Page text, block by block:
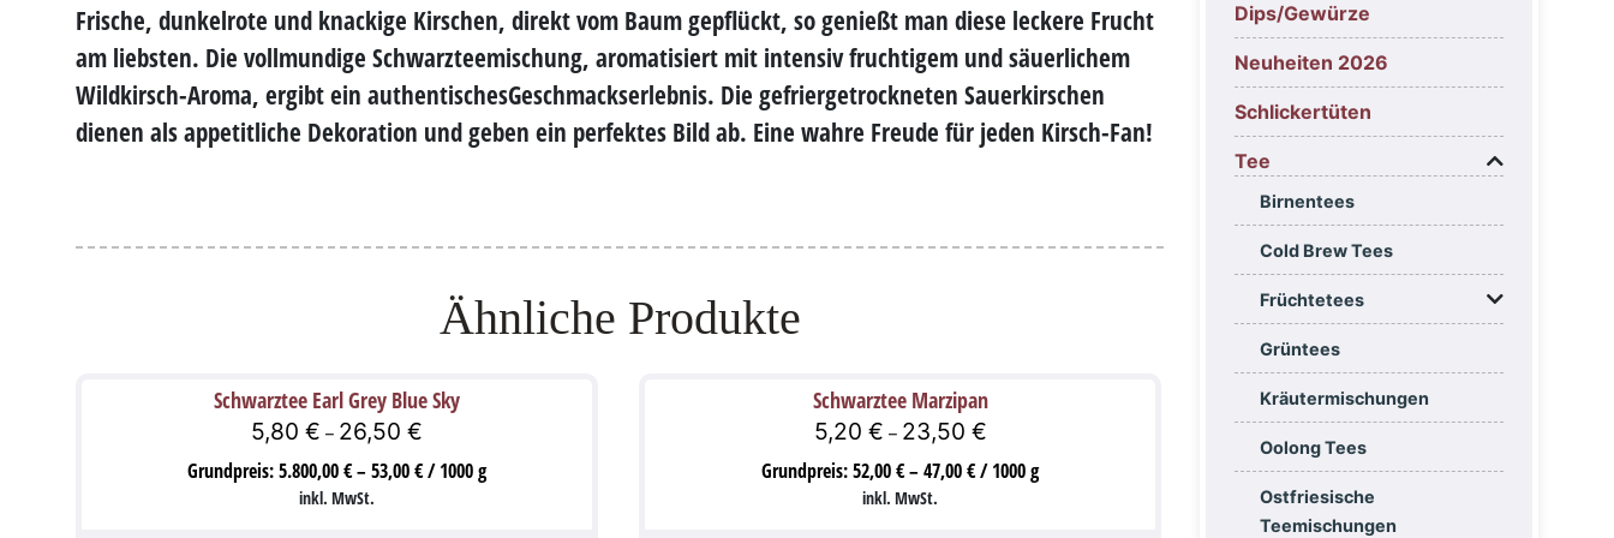
Frische, dunkelrote und knackige Kirschen, direkt vom Baum gepflückt, so genießt man diese leckere Frucht
am liebsten. Die vollmundige Schwarzteemischung, aromatisiert mit intensiv fruchtigem undsäuerlichem
Wildkirsch-Aroma, ergibt ein authentischesGeschmackserlebnis. Die gefriergetrockneten Sauerkirschen
dienen als appetitliche Dekoration und geben ein perfektes Bild ab. Eine wahre Freude für jeden Kirsch-Fan!
Ähnliche Produkte
Schwarztee Earl Grey Blue Sky
5,80 € – 26,50 €
Grundpreis:5.800,00€– 53,00€/1000g
inkl. MwSt.
Schwarztee Marzipan
5,20 € – 23,50 €
Grundpreis:52,00€–47,00€/1000g
inkl. MwSt.
Dips/Gewürze
Neuheiten 2026
Schlickertüten
Tee
Birnentees
Cold Brew Tees
Früchtetees
Grüntees
Kräutermischungen
Oolong Tees
Ostfriesische
Teemischungen